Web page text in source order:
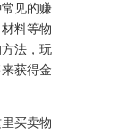
见的赚
料等物
法，玩
获得金
买卖物